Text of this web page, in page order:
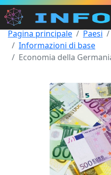
Pagina principale Paesi
Informazioni di base
Economia della